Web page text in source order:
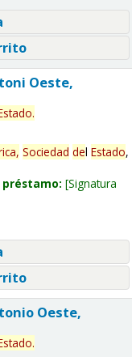
Oeste,
.
Sociedad del Estado,
Signatura
Oeste,
.